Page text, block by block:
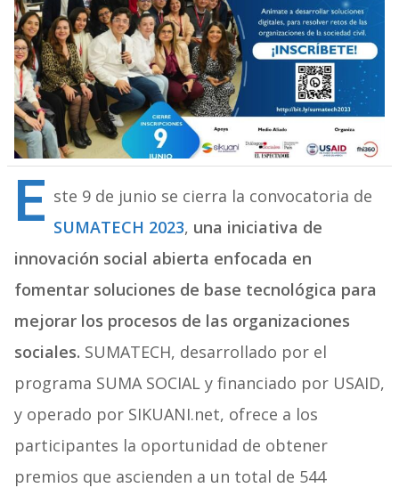
E ste 9 de junio se cierra la convocatoria de
SUMATECH 2023, una iniciativa de
innovación social abierta enfocada en
fomentar soluciones de base tecnológica para
mejorar los procesos de las organizaciones
sociales. SUMATECH, desarrollado por el
programa SUMA SOCIAL y financiado por USAID,
y operado por SIKUANI.net, ofrece a los
participantes la oportunidad de obtener
premios que ascienden a un total de 544